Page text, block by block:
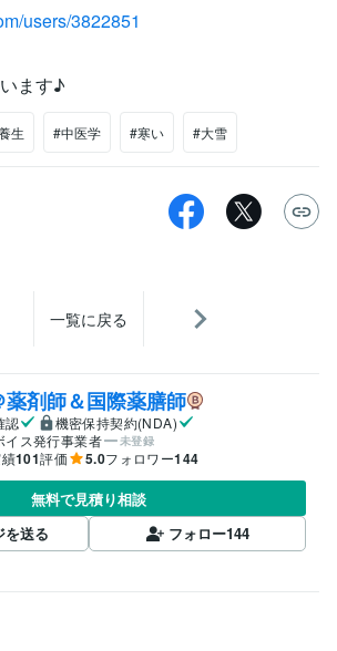
users/3822851
ます♪
生 #中医学 #寒い #大雪
一覧に戻る
薬剤師＆国際薬膳師
認
機密保持契約(NDA)
イス発行事業者
未登録
101評価 5.0フォロワー144
無料で見積り相談
を送る
フォロー144